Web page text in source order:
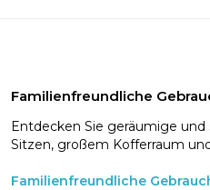
Familienfreundliche
Entdecken Sie geräumige
Sitzen, großem Kofferraum
Familienfreundliche